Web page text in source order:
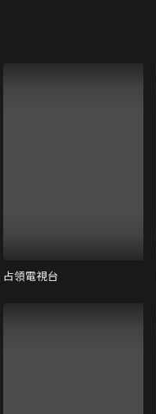
占領電視台